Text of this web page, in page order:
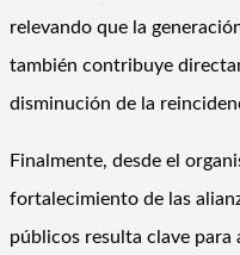
relevando que la
también contribuye
disminución de la
Finalmente, desde el
fortalecimiento de las
públicos resulta clave para